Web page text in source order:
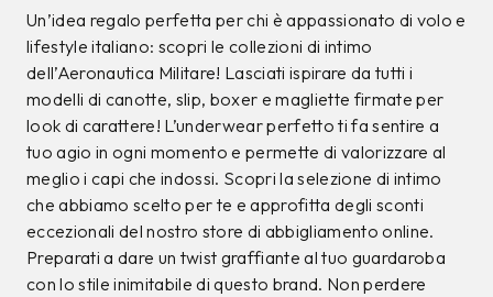
Un’idea regalo perfetta per chi è appassionato di volo e
lifestyle italiano: scopri le collezioni di intimo
dell’Aeronautica Militare! Lasciati ispirare da tutti i
modelli di canotte, slip, boxer e magliette firmate per
look di carattere! L’underwear perfetto ti fa sentire a
tuo agio in ogni momento e permette di valorizzare al
meglio i capi che indossi. Scopri la selezione di intimo
che abbiamo scelto per te e approfitta degli sconti
eccezionali del nostro store di abbigliamento online.
Preparati a dare un twist graffiante al tuo guardaroba
con lo stile inimitabile di questo brand. Non perdere